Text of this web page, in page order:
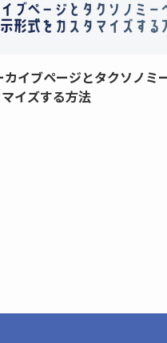
カイブページとタクソノミ
イズする方法